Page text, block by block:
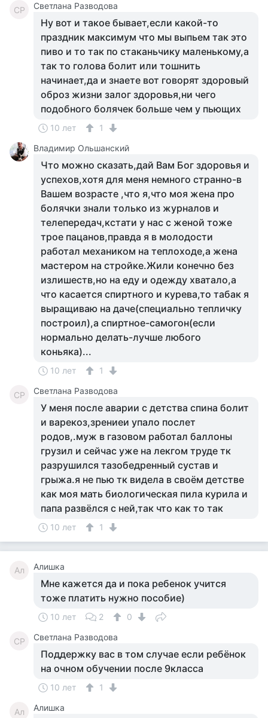
СР Светлана Разводова
Ну вот и такое бывает,если какой-то
праздник максимум что мы выпьем так это
пиво и то так по стаканьчику маленькому,а
так то голова болит или тошнить
начинает,да и знаете вот говорят здоровый
оброз жизни залог здоровья,ни чего
подобного болячек больше чем у пьющих
10 лет
1
Владимир Ольшанский
Что можно сказать,дай Вам Бог здоровья и
успехов,хотя для меня немного странно-в
Вашем возрасте ,что я,что моя жена про
болячки знали только из журналов и
телепередач,кстати у нас с женой тоже
трое пацанов,правда я в молодости
работал механиком на теплоходе,а жена
мастером на стройке.Жили конечно без
излишеств,но на еду и одежду хватало,а
что касается спиртного и курева,то табак я
выращиваю на даче(специально тепличку
построил),а спиртное-самогон(если
нормально делать-лучше любого
коньяка)...
10 лет 1
СР Светлана Разводова
У меня после аварии с детства спина болит
и варекоз,зрениеи упало послет
родов,.муж в газовом работал баллоны
грузил и сейчас уже на лекгом труде тк
разрушился тазобедренный сустав и
грыжа.я не пью тк видела в своём детстве
как моя мать биологическая пила курила и
папа развёлся с ней,так что как то так
10 лет 1
Ал Алишка
Мне кажется да и пока ребенок учится
тоже платить нужно пособие)
10 лет 2 0
СР Светлана Разводова
Поддержку вас в том случае если ребёнок
на очном обучении после 9класса
10 лет 1
Ал Алишка